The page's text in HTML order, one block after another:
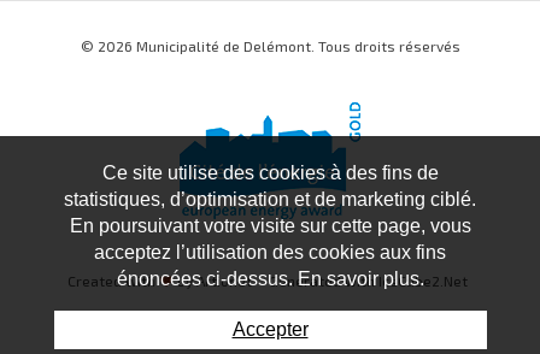
© 2026 Municipalité de Delémont. Tous droits réservés
Created with♥by Artionet Generated with IceCube2.Net
Ce site utilise des cookies à des fins de
statistiques, d’optimisation et de marketing ciblé.
En poursuivant votre visite sur cette page, vous
acceptez l’utilisation des cookies aux fins
énoncées ci-dessus. En savoir plus.
Accepter